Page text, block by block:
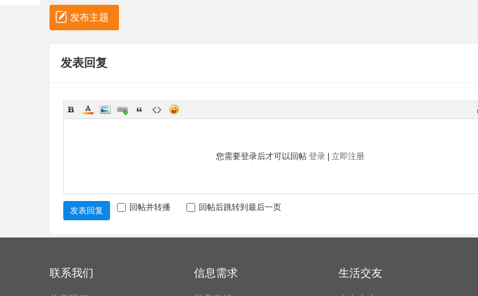
发布主题
发表回复
您需要登录后才可以回帖 登录 立即注册
发表回复 回帖并转播 回帖后跳转到最后一页
联系我们 信息需求 生活交友